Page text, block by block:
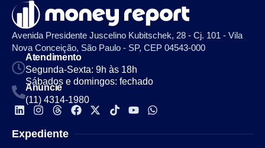
Avenida Presidente Juscelino Kubitschek, 28 - Cj. 101 - Vila
Nova Conceição, São Paulo - SP, CEP 04543-000
Atendimento
Segunda-Sexta: 9h às 18h
Sábados e domingos: fechado
Anuncie
(11) 4314-1980
Expediente